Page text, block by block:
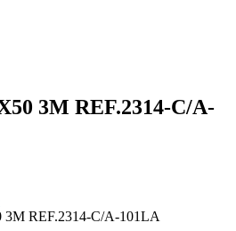
3M REF.2314-C/A-
3M REF.2314-C/A-101LA